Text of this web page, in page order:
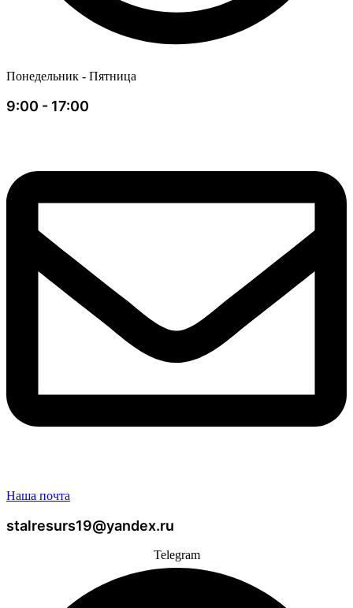
Понедельник - Пятница
9:00 - 17:00
Наша почта
stalresurs19@yandex.ru
Telegram